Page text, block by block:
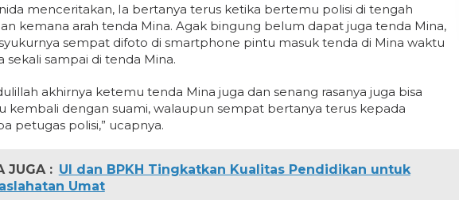
menceritakan, Ia bertanya terus ketika bertemu polisi di tengah
kemana arah tenda Mina. Agak bingung belum dapat juga tenda Mina,
sempat difoto di smartphone pintu masuk tenda di Mina waktu
sekali sampai di tenda Mina.
akhirnya ketemu tenda Mina juga dan senang rasanya juga bisa
kembali dengan suami, walaupun sempat bertanya terus kepada
petugas polisi,” ucapnya.
JUGA : UI dan BPKH Tingkatkan Kualitas Pendidikan untuk
Umat